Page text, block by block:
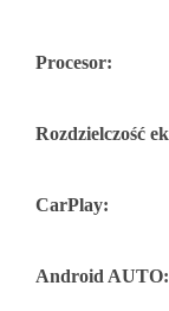
Procesor:
Rozdzielczość
CarPlay:
Android AUTO: